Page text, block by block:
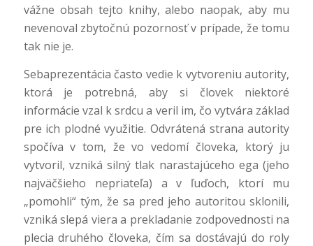
vážne obsah tejto knihy, alebo naopak, aby mu
nevenoval zbytočnú pozornosť v prípade, že tomu
tak nie je.
Sebaprezentácia často vedie k vytvoreniu autority,
ktorá je potrebná, aby si človek niektoré
informácie vzal k srdcu a veril im, čo vytvára základ
pre ich plodné využitie. Odvrátená strana autority
spočíva v tom, že vo vedomí človeka, ktorý ju
vytvoril, vzniká silný tlak narastajúceho ega (jeho
najväčšieho nepriateľa) a v ľuďoch, ktorí mu
„pomohli“ tým, že sa pred jeho autoritou sklonili,
vzniká slepá viera a prekladanie zodpovednosti na
plecia druhého človeka, čím sa dostávajú do roly